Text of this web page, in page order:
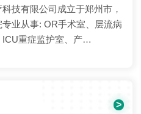
技有限公司成立于郑州市，
业从事: OR手术室、层流病
ICU重症监护室、产…
>